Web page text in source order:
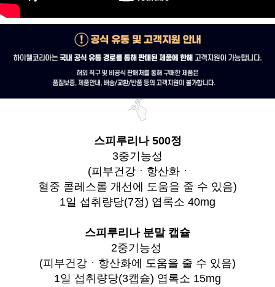
스피루리나 500정
3중기능성
(피부건강ㆍ항산화ㆍ
혈중 콜레스롤 개선에 도움을 줄 수 있음)
1일 섭취량당(7정) 엽록소 40mg
스피루리나 분말 캡슐
2중기능성
(피부건강ㆍ항산화에 도움을 줄 수 있음)
1일 섭취량당(3캡슐) 엽록소 15mg